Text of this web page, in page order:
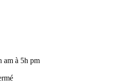
am à 5h pm